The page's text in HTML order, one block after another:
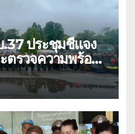
ประชุมชี้แจง
ตรวจความพร้อม
ธารณภัย